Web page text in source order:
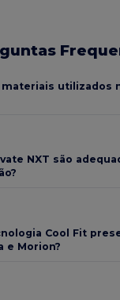
materiais utilizados
NXT são
Cool Fit
e Morion?